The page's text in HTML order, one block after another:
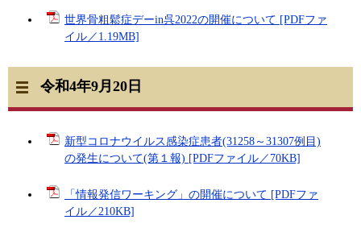
世界骨粗鬆症デーin呉2022の開催について [PDFファ
イル／1.19MB]
令和4年9月20日
新型コロナウイルス感染症患者(31258～31307例目)
の発生について(第１報) [PDFファイル／70KB]
「情報発信ワーキング」の開催について [PDFファ
イル／210KB]